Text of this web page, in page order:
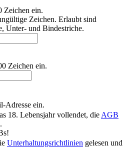
Zeichen ein.
Zeichen. Erlaubt sind
Unter- und Bindestriche.
Zeichen ein.
Adresse ein.
18. Lebensjahr vollendet, die AGB
Unterhaltungsrichtlinien gelesen und